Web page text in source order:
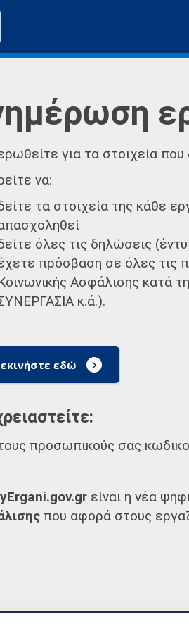
για τα στοιχεία
να:
τα στοιχεία της κάθε
όλες τις δηλώσεις
πρόσβαση σε όλες τις
Ασφάλισης κατά
κ.ά.).
εδώ
προσωπικούς σας
είναι η νέα
που αφορά στους